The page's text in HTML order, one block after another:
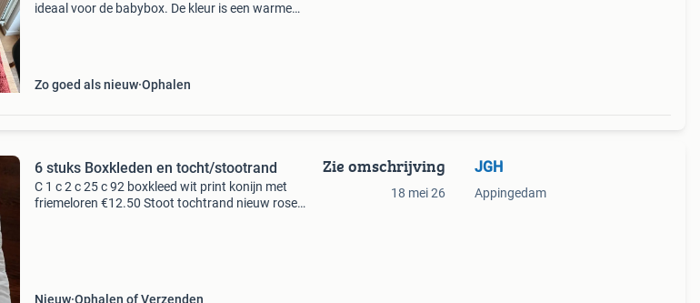
ideaal voor de babybox. De kleur is een warme
Zo goed als nieuw Ophalen
6 stuks Boxkleden en tocht/stootrand
C 1 c 2 c 25 c 92 boxkleed wit print konijn met
friemeloren €12.50 Stoot tochtrand nieuw rose
Nieuw Ophalen of Verzenden
Zie omschrijving
18 mei 26
JGH
Appingedam